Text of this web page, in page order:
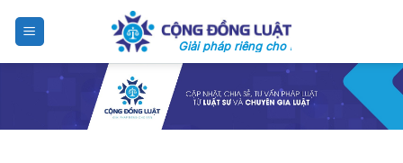
Giải pháp riêng cho bạn